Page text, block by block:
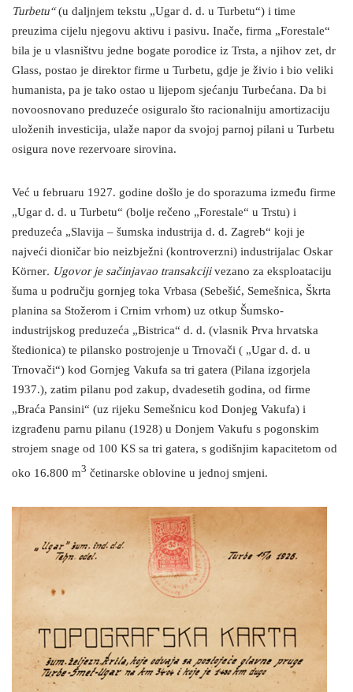
Turbetu“(u daljnjem tekstu „Ugar d. d. u Turbetu“) i time
preuzima cijelu njegovu aktivu i pasivu. Inače, firma „Forestale“
bila je u vlasništvu jedne bogate porodice iz Trsta, a njihov zet, dr
Glass, postao je direktor firme u Turbetu, gdje je živio i bio veliki
humanista, pa je tako ostao u lijepom sjećanju Turbećana. Da bi
novoosnovano preduzeće osiguralo što racionalniju amortizaciju
uloženih investicija, ulaže napor da svojoj parnoj pilani u Turbetu
osigura nove rezervoare sirovina.
Već u februaru 1927. godine došlo je do sporazuma između firme
„Ugar d. d. u Turbetu“ (bolje rečeno „Forestale“ u Trstu) i
preduzeća „Slavija – šumska industrija d. d. Zagreb“ koji je
najveći dioničar bio neizbježni (kontroverzni) industrijalac Oskar
Körner. Ugovor je sačinjavao transakcijivezano za eksploataciju
šuma u području gornjeg toka Vrbasa (Sebešić, Semešnica, Škrta
planina sa Stožerom i Crnim vrhom) uz otkup Šumsko-
industrijskog preduzeća „Bistrica“ d. d. (vlasnik Prva hrvatska
štedionica) te pilansko postrojenje u Trnovači ( „Ugar d. d. u
Trnovači“) kod Gornjeg Vakufa sa tri gatera (Pilana izgorjela
1937.), zatim pilanu pod zakup, dvadesetih godina, od firme
„Braća Pansini“ (uz rijeku Semešnicu kod Donjeg Vakufa) i
izgrađenu parnu pilanu (1928) u Donjem Vakufu s pogonskim
strojem snage od 100 KS sa tri gatera, s godišnjim kapacitetom od
oko 16.800 m3 četinarske oblovine u jednoj smjeni.